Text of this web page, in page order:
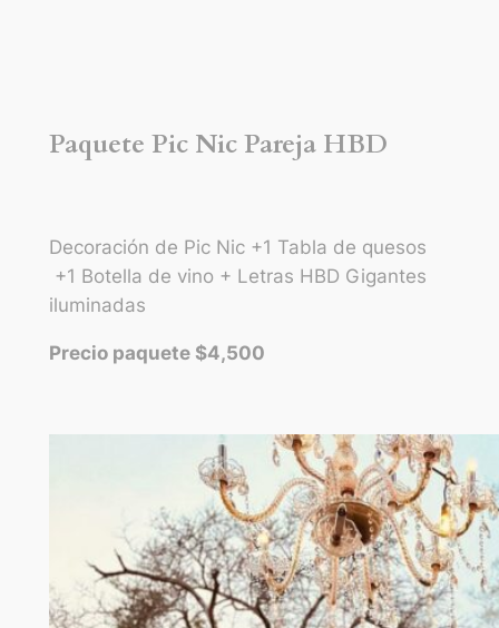
Paquete Pic Nic Pareja HBD
Decoración de Pic Nic +1 Tabla de quesos
+1 Botella de vino + Letras HBD Gigantes
iluminadas
Precio paquete $4,500